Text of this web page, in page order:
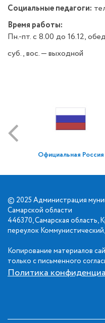
Социальные педагоги:
Время работы:
Пн.-пт. с 8.00 до 16.12,
суб., вос. — выходной
Официальная Россия
© 2025 Администрация
Самарской области
446370, Самарская область,
переулок
Копирование материалов
только с письменного
Политика